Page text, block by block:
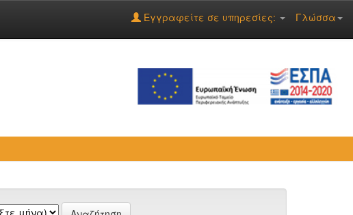
Γλώσσα
Εγγραφείτε σε υπηρεσίες: